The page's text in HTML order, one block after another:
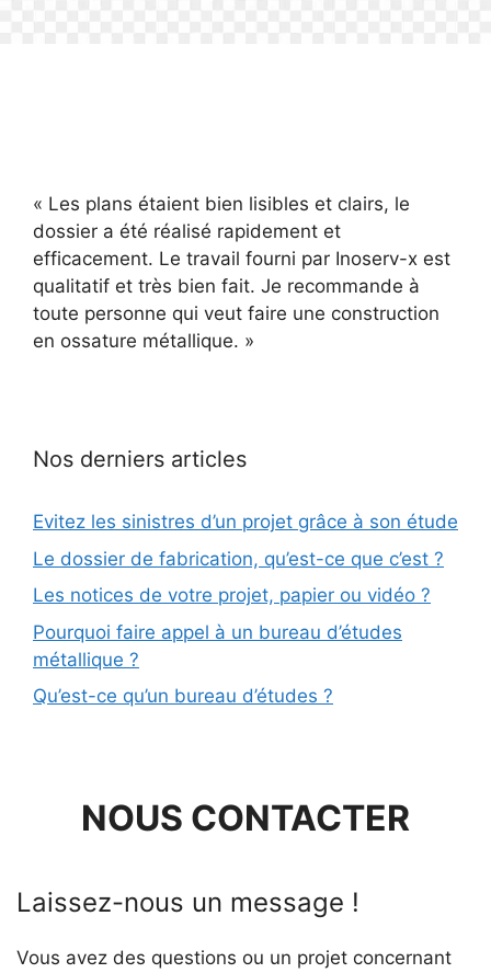
« Les plans étaient bien lisibles et clairs, le
dossier a été réalisé rapidement et
efficacement. Le travail fourni par Inoserv-x est
qualitatif et très bien fait. Je recommande à
toute personne qui veut faire une construction
en ossature métallique. »
Nos derniers articles
Evitez les sinistres d’un projet grâce à son étude
Le dossier de fabrication, qu’est-ce que c’est ?
Les notices de votre projet, papier ou vidéo ?
Pourquoi faire appel à un bureau d’études
métallique ?
Qu’est-ce qu’un bureau d’études ?
NOUS CONTACTER
Laissez-nous un message !
Vous avez des questions ou un projet concernant